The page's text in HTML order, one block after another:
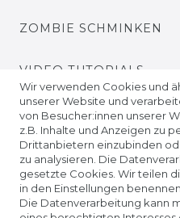
ZOMBIE SCHMINKEN
VIDEO TUTORIALS
KONTAKTLINSEN
UNTERNEHMEN
ÜBER UNS
Wir verwenden Cookies und
unserer Website und
von Besucher:innen unserer
z.B. Inhalte und Anzeigen zu
Drittanbietern einzubinden
zu analysieren. Die
gesetzte Cookies. Wir teilen
in den Einstellungen benennen.
Die Datenverarbeitung kann